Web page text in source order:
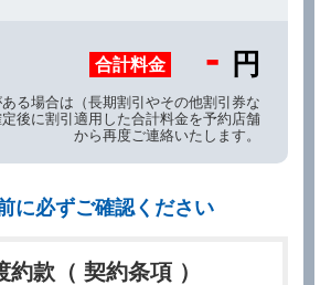
合計料金 - 円
る場合は（長期割引やその他割引券な
後に割引適用した合計料金を予約店舗
から再度ご連絡いたします。
に必ずご確認ください
約款（ 契約条項 ）